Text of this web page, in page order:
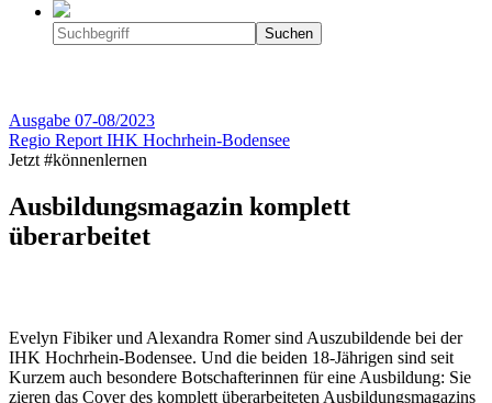
Ausgabe 07-08/2023
Regio Report IHK Hochrhein-Bodensee
Jetzt #könnenlernen
Ausbildungsmagazin komplett
überarbeitet
Evelyn Fibiker und Alexandra Romer sind Auszubildende bei der
IHK Hochrhein-Bodensee. Und die beiden 18-Jährigen sind seit
Kurzem auch besondere Botschafterinnen für eine Ausbildung: Sie
zieren das Cover des komplett überarbeiteten Ausbildungsmagazins